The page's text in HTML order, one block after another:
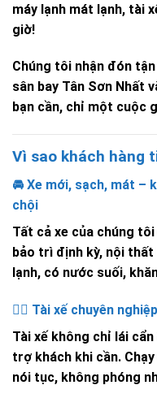
máy lạnh mát lạnh, tài
giờ!
Chúng tôi nhận đón
sân bay Tân Sơn Nhất
bạn cần, chỉ một cuộc
Vì sao khách hàng
🚘 Xe mới, sạch, mát –
chội
Tất cả xe của chúng
bảo trì định kỳ, nội thất
lạnh, có nước suối,
👨‍✈️ Tài xế chuyên
Tài xế không chỉ lái
trợ khách khi cần.
nói tục, không phóng